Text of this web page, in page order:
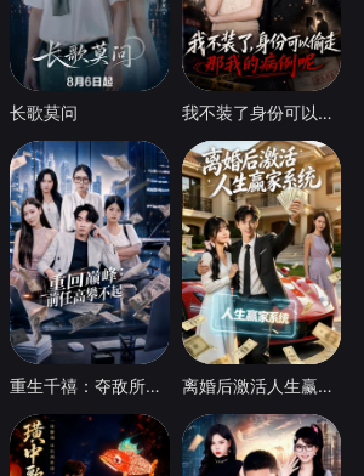
长歌莫问 我不装了身份可以偷走那我的病例呢
重生千禧：夺敌所爱做首富 离婚后激活人生赢家系统